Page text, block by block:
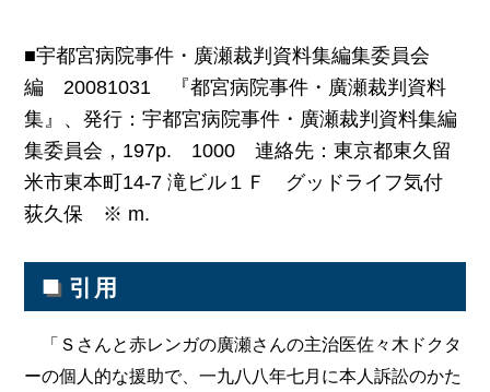
■宇都宮病院事件・廣瀬裁判資料集編集委員会
編 20081031 『都宮病院事件・廣瀬裁判資料
集』、発行：宇都宮病院事件・廣瀬裁判資料集編
集委員会，197p. 1000 連絡先：東京都東久留
米市東本町14-7 滝ビル１Ｆ グッドライフ気付
荻久保 ※ m.
■ 引用
「Ｓさんと赤レンガの廣瀬さんの主治医佐々木ドクタ
ーの個人的な援助で、一九八八年七月に本人訴訟のかた